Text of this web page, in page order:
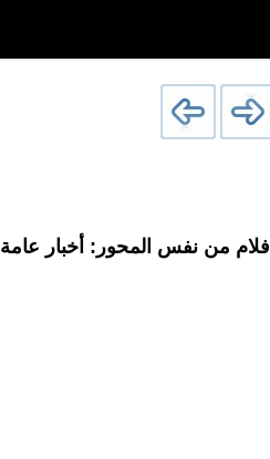
افلام من نفس المحور: أخبار عامة